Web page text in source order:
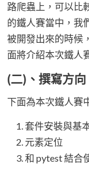
路爬蟲上，可以比
的鐵人賽當中，我
被開發出來的時候
面將介紹本次鐵人
(二)、撰寫方向
下面為本次鐵人賽
套件安裝與基
元素定位
和 pytest 結合